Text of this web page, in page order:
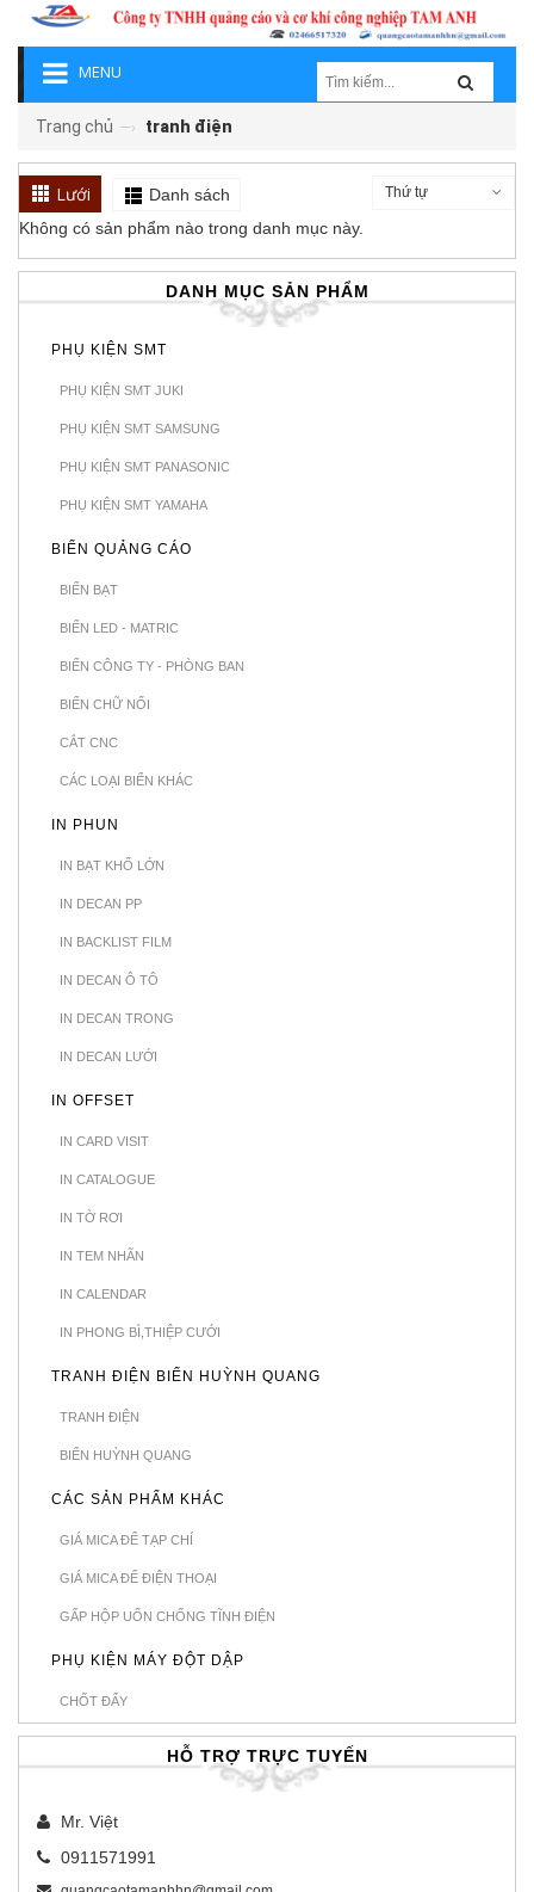
MENU
Trang chủ —› tranh điện
Lưới Danh sách Thứ tự
Không có sản phẩm nào trong danh mục này.
DANH MỤC SẢN PHẨM
PHỤ KIỆN SMT
PHỤ KIỆN SMT JUKI
PHỤ KIỆN SMT SAMSUNG
PHỤ KIỆN SMT PANASONIC
PHỤ KIỆN SMT YAMAHA
BIỂN QUẢNG CÁO
BIỂN BẠT
BIỂN LED - MATRIC
BIỂN CÔNG TY - PHÒNG BAN
BIỂN CHỮ NỔI
CẮT CNC
CÁC LOẠI BIỂN KHÁC
IN PHUN
IN BẠT KHỔ LỚN
IN DECAN PP
IN BACKLIST FILM
IN DECAN Ô TÔ
IN DECAN TRONG
IN DECAN LƯỚI
IN OFFSET
IN CARD VISIT
IN CATALOGUE
IN TỜ RƠI
IN TEM NHÃN
IN CALENDAR
IN PHONG BÌ,THIỆP CƯỚI
TRANH ĐIỆN BIỂN HUỲNH QUANG
TRANH ĐIỆN
BIỂN HUỲNH QUANG
CÁC SẢN PHẨM KHÁC
GIÁ MICA ĐỂ TẠP CHÍ
GIÁ MICA ĐỂ ĐIỆN THOẠI
GẤP HỘP UỐN CHỐNG TĨNH ĐIỆN
PHỤ KIỆN MÁY ĐỘT DẬP
CHỐT ĐẨY
HỖ TRỢ TRỰC TUYẾN
Mr. Việt
0911571991